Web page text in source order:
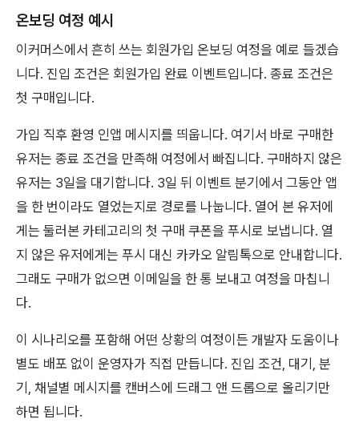
온보딩 여정 예시
이커머스에서 흔히 쓰는 회원가입 온보딩 여정을 예로 들겠습
니다. 진입 조건은 회원가입 완료 이벤트입니다. 종료 조건은
첫 구매입니다.
가입 직후 환영 인앱 메시지를 띄웁니다. 여기서 바로 구매한
유저는 종료 조건을 만족해 여정에서 빠집니다. 구매하지 않은
유저는 3일을 대기합니다. 3일 뒤 이벤트 분기에서 그동안 앱
을 한 번이라도 열었는지로 경로를 나눕니다. 열어 본 유저에
게는 둘러본 카테고리의 첫 구매 쿠폰을 푸시로 보냅니다. 열
지 않은 유저에게는 푸시 대신 카카오 알림톡으로 안내합니다.
그래도 구매가 없으면 이메일을 한 통 보내고 여정을 마칩니
다.
이 시나리오를 포함해 어떤 상황의 여정이든 개발자 도움이나
별도 배포 없이 운영자가 직접 만듭니다. 진입 조건, 대기, 분
기, 채널별 메시지를 캔버스에 드래그 앤 드롭으로 올리기만
하면 됩니다.